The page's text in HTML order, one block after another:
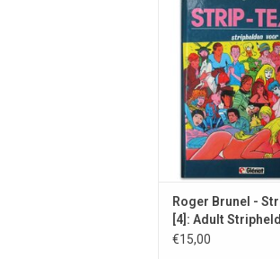
parodiestrips van
TOEVOEGEN AAN
Roger Brunel -
[4]: Adult
1986
€15,00